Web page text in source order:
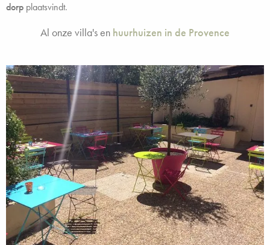
dorp plaatsvindt.
Al onze villa's en huurhuizen in de Provence